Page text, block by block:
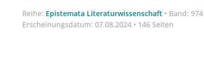
Reihe: Epistemata Literaturwissenschaft • Band: 974
Erscheinungsdatum: 07.08.2024 • 146 Seiten